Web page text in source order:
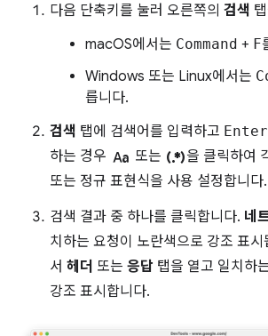
다음 단축키를 눌러 오른쪽의 검색
macOS에서는 Command + F
Windows 또는 Linux에서는
릅니다.
검색 탭에 검색어를 입력하고 Enter
하는 경우 match_case 또는 regular_expression을 클릭하여
또는 정규 표현식을 사용 설정합니다.
검색 결과 중 하나를 클릭합니다. 네
치하는 요청이 노란색으로 강조 표시
서 헤더 또는 응답 탭을 열고 일치하
강조 표시합니다.